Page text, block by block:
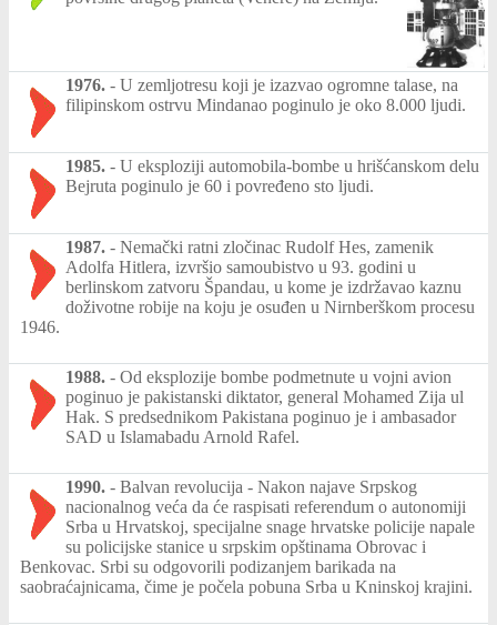
1976. - U zemljotresu koji je izazvao ogromne talase, na
filipinskom ostrvu Mindanao poginulo je oko 8.000 ljudi.
1985. - U eksploziji automobila-bombe u hrišćanskom delu
Bejruta poginulo je 60 i povređeno sto ljudi.
1987. - Nemački ratni zločinac Rudolf Hes, zamenik
Adolfa Hitlera, izvršio samoubistvo u 93. godini u
berlinskom zatvoru Špandau, u kome je izdržavao kaznu
doživotne robije na koju je osuđen u Nirnberškom procesu
1946.
1988. - Od eksplozije bombe podmetnute u vojni avion
poginuo je pakistanski diktator, general Mohamed Zija ul
Hak. S predsednikom Pakistana poginuo je i ambasador
SAD u Islamabadu Arnold Rafel.
1990. - Balvan revolucija - Nakon najave Srpskog
nacionalnog veća da će raspisati referendum o autonomiji
Srba u Hrvatskoj, specijalne snage hrvatske policije napale
su policijske stanice u srpskim opštinama Obrovac i
Benkovac. Srbi su odgovorili podizanjem barikada na
saobraćajnicama, čime je počela pobuna Srba u Kninskoj krajini.